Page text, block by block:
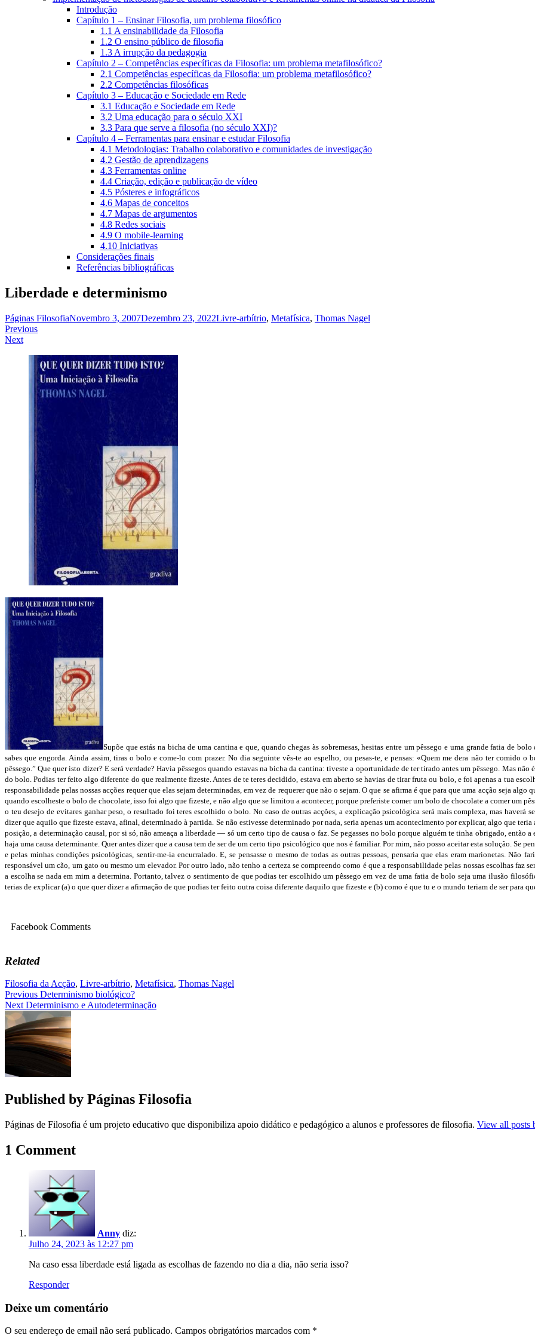
Introdução
Capítulo 1 – Ensinar Filosofia, um problema filosófico
1.1 A ensinabilidade da Filosofia
1.2 O ensino público de filosofia
1.3 A irrupção da pedagogia
Capítulo 2 – Competências específicas da Filosofia: um problema metafilosófico?
2.1 Competências específicas da Filosofia: um problema metafilosófico?
2.2 Competências filosóficas
Capítulo 3 – Educação e Sociedade em Rede
3.1 Educação e Sociedade em Rede
3.2 Uma educação para o século XXI
3.3 Para que serve a filosofia (no século XXI)?
Capítulo 4 – Ferramentas para ensinar e estudar Filosofia
4.1 Metodologias: Trabalho colaborativo e comunidades de investigação
4.2 Gestão de aprendizagens
4.3 Ferramentas online
4.4 Criação, edição e publicação de vídeo
4.5 Pósteres e infográficos
4.6 Mapas de conceitos
4.7 Mapas de argumentos
4.8 Redes sociais
4.9 O mobile-learning
4.10 Iniciativas
Considerações finais
Referências bibliográficas
Liberdade e determinismo
Páginas FilosofiaNovembro 3, 2007Dezembro 23, 2022Livre-arbítrio, Metafísica, Thomas Nagel
Navegação
de
artigos
Previous
Next
Supõe que estás na bicha de uma cantina e que, quando chegas às sobremesas, hesitas entre um pêssego e uma grande fatia de
sabes que engorda. Ainda assim, tiras o bolo e come-lo com prazer. No dia seguinte vês-te ao espelho, ou pesas-te, e pensas: «Quem me dera não ter comido
pêssego.” Que quer isto dizer? E será verdade? Havia pêssegos quando estavas na bicha da cantina: tiveste a oportunidade de ter tirado antes um pêssego. Mas
do bolo. Podias ter feito algo diferente do que realmente fizeste. Antes de te teres decidido, estava em aberto se havias de tirar fruta ou bolo, e foi apenas a tua
responsabilidade pelas nossas acções requer que elas sejam determinadas, em vez de requerer que não o sejam. O que se afirma é que para que uma acção seja
quando escolheste o bolo de chocolate, isso foi algo que fizeste, e não algo que se limitou a acontecer, porque preferiste comer um bolo de chocolate a comer um
o teu desejo de evitares ganhar peso, o resultado foi teres escolhido o bolo. No caso de outras acções, a explicação psicológica será mais complexa, mas haverá
dizer que aquilo que fizeste estava, afinal, determinado à partida. Se não estivesse determinado por nada, seria apenas um acontecimento por explicar, algo que
posição, a determinação causal, por si só, não ameaça a liberdade — só um certo tipo de causa o faz. Se pegasses no bolo porque alguém te tinha obrigado,
haja uma causa determinante. Quer antes dizer que a causa tem de ser de um certo tipo psicológico que nos é familiar. Por mim, não posso aceitar esta solução. Se
e pelas minhas condições psicológicas, sentir-me-ia encurralado. E, se pensasse o mesmo de todas as outras pessoas, pensaria que elas eram marionetas. Não
responsável um cão, um gato ou mesmo um elevador. Por outro lado, não tenho a certeza se compreendo como é que a responsabilidade pelas nossas escolhas faz
a escolha se nada em mim a determina. Portanto, talvez o sentimento de que podias ter escolhido um pêssego em vez de uma fatia de bolo seja uma ilusão
terias de explicar (a) o que quer dizer a afirmação de que podias ter feito outra coisa diferente daquilo que fizeste e (b) como é que tu e o mundo teriam de ser para
Facebook Comments
Related
Filosofia da Acção, Livre-arbítrio, Metafísica, Thomas Nagel
Navegação
de
artigos
Previous Determinismo biológico?
Next Determinismo e Autodeterminação
Published by Páginas Filosofia
Páginas de Filosofia é um projeto educativo que disponibiliza apoio didático e pedagógico a alunos e professores de filosofia. View all posts
1 Comment
Anny diz:
Julho 24, 2023 às 12:27 pm
Na caso essa liberdade está ligada as escolhas de fazendo no dia a dia, não seria isso?
Responder
Deixe um comentário
O seu endereço de email não será publicado. Campos obrigatórios marcados com *